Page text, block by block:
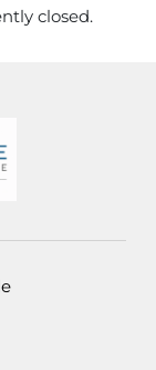
closed.
page